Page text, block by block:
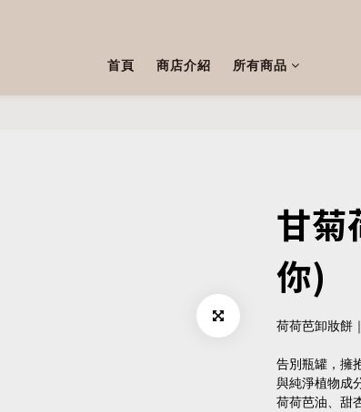
首頁 商店介紹 所有商品
甘菊
你)
荷荷芭卸妝餅
告別瓶罐，擁
與純淨植物成
荷荷芭油、甜